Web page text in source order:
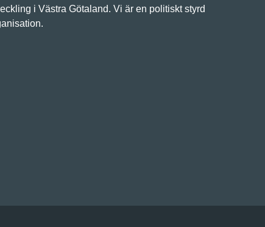
i Västra Götaland. Vi är en politiskt styrd